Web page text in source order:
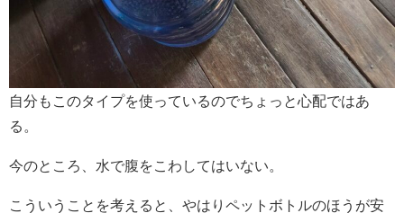
自分もこのタイプを使っているのでちょっと心配ではあ
る。
今のところ、水で腹をこわしてはいない。
こういうことを考えると、やはりペットボトルのほうが安